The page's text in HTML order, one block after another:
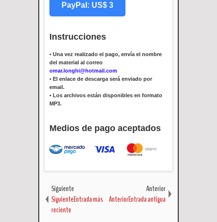
PayPal: US$ 3
Instrucciones
• Una vez realizado el pago, envía el nombre
del material al correo
omar.longhi@hotmail.com
• El enlace de descarga será enviado por
email.
• Los archivos están disponibles en formato
MP3.
Medios de pago aceptados
Siguiente
SiguienteEntrada más
reciente
Anterior
AnteriorEntrada antigua